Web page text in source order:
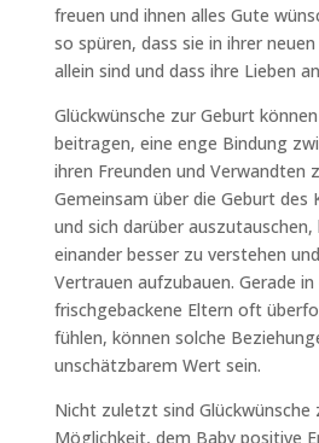
freuen und ihnen alles Gute
so spüren, dass sie in ihrer
allein sind und dass ihre Lieben
Glückwünsche zur Geburt
beitragen, eine enge Bindung
ihren Freunden und Verwandten
Gemeinsam über die Geburt des
und sich darüber
einander besser zu verstehen
Vertrauen aufzubauen. Gerade
frischgebackene Eltern oft
fühlen, können solche
unschätzbarem Wert sein.
Nicht zuletzt sind Glückwünsche
Möglichkeit, dem Baby positive